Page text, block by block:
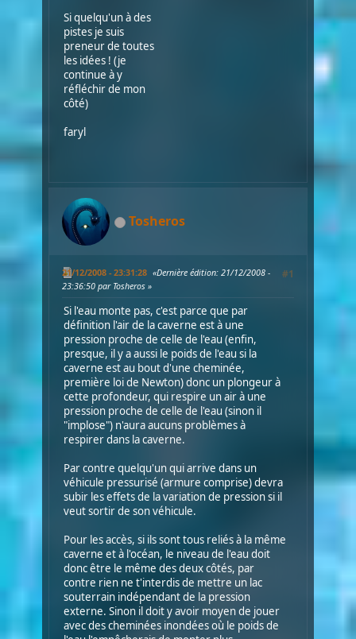
Si quelqu'un à des
pistes je suis
preneur de toutes
les idées ! (je
continue à y
réfléchir de mon
côté)
faryl
Tosheros
21/12/2008 - 23:31:28 #1
Dernière édition: 21/12/2008 -
23:36:50 par Tosheros
Si l'eau monte pas, c'est parce que par
définition l'air de la caverne est à une
pression proche de celle de l'eau (enfin,
presque, il y a aussi le poids de l'eau si la
caverne est au bout d'une cheminée,
première loi de Newton) donc un plongeur à
cette profondeur, qui respire un air à une
pression proche de celle de l'eau (sinon il
"implose") n'aura aucuns problèmes à
respirer dans la caverne.
Par contre quelqu'un qui arrive dans un
véhicule pressurisé (armure comprise) devra
subir les effets de la variation de pression si il
veut sortir de son véhicule.
Pour les accès, si ils sont tous reliés à la même
caverne et à l'océan, le niveau de l'eau doit
donc être le même des deux côtés, par
contre rien ne t'interdis de mettre un lac
souterrain indépendant de la pression
externe. Sinon il doit y avoir moyen de jouer
avec des cheminées inondées où le poids de